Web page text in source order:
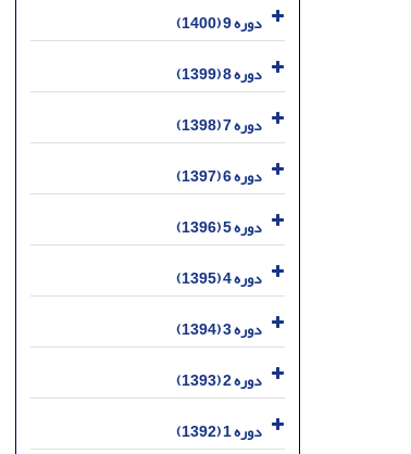
دوره 9 (1400)
دوره 8 (1399)
دوره 7 (1398)
دوره 6 (1397)
دوره 5 (1396)
دوره 4 (1395)
دوره 3 (1394)
دوره 2 (1393)
دوره 1 (1392)